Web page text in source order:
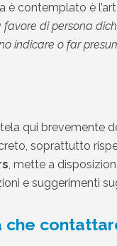
è contemplato è
favore di persona
indicare o far
qui brevemente
soprattutto
, mette a
e suggerimenti
che